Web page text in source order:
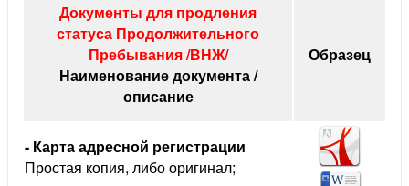
Документы для продления
статуса Продолжительного
Пребывания /ВНЖ/
Наименование документа /
описание
Образец
- Карта адресной регистрации
Простая копия, либо оригинал;